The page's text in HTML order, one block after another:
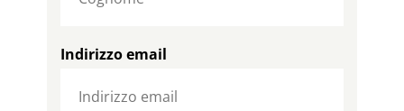
Indirizzo email